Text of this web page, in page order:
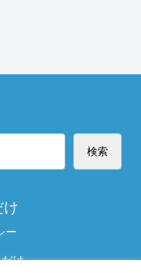
検索
ー
け.